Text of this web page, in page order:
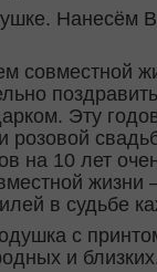
Нанесём
совместной
Эту
розовой
на 10 лет
жизни
в судьбе
с
и